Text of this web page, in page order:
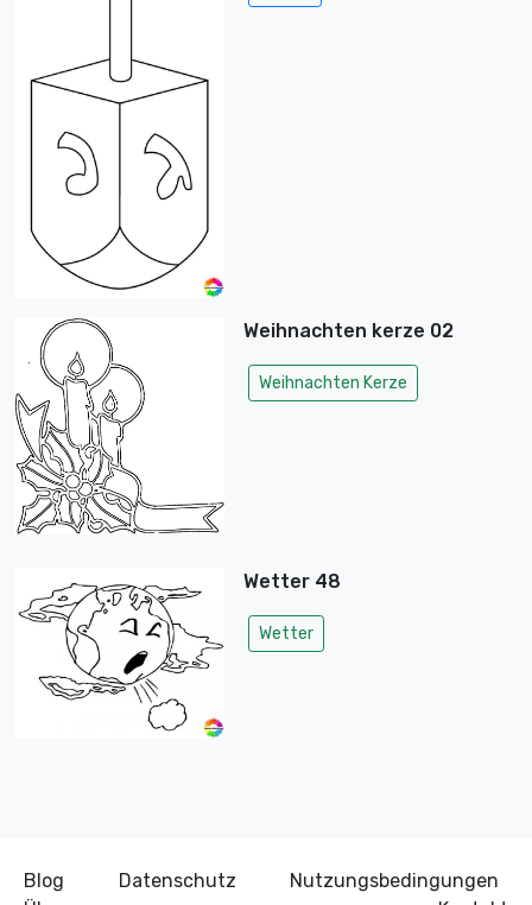
Weihnachten kerze 02
Weihnachten Kerze
Wetter 48
Wetter
Blog Datenschutz
Nutzungsbedingungen